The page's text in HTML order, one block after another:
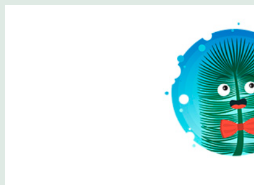
The Batrachospermum
Научно-развлекательный журнал